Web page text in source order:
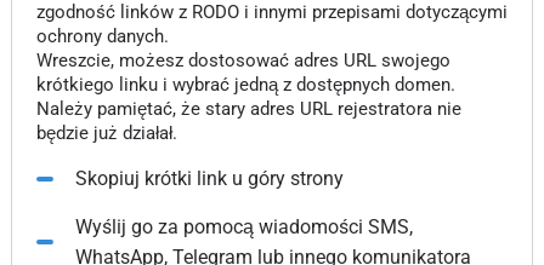
zgodność linków z RODO i innymi przepisami dotyczącymi
ochrony danych.
Wreszcie, możesz dostosować adres URL swojego
krótkiego linku i wybrać jedną z dostępnych domen.
Należy pamiętać, że stary adres URL rejestratora nie
będzie już działał.
Skopiuj krótki link u góry strony
Wyślij go za pomocą wiadomości SMS,
WhatsApp, Telegram lub innego komunikatora